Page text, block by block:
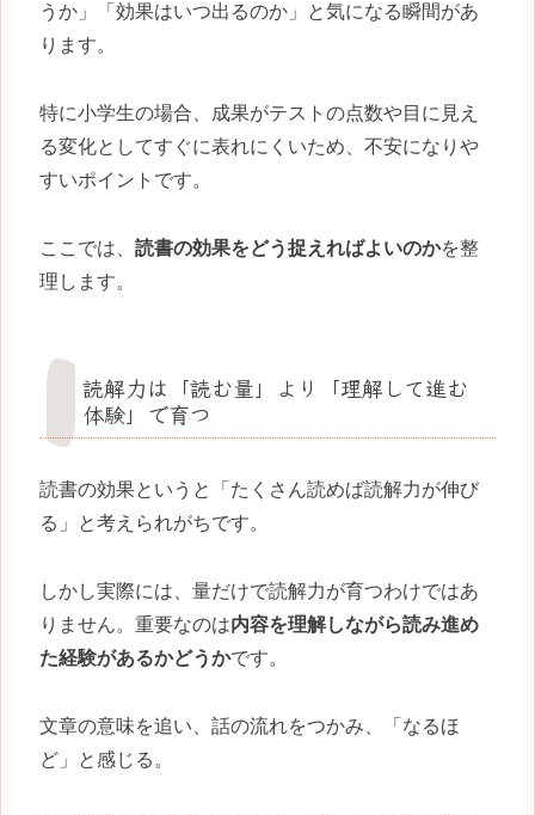
うか」「効果はいつ出るのか」と気になる瞬間があ
ります。
特に小学生の場合、成果がテストの点数や目に見え
る変化としてすぐに表れにくいため、不安になりや
すいポイントです。
ここでは、 読書の効果をどう捉えればよいのかを整
理します。
読解力は「読む量」より「理解して進む
体験」で育つ
読書の効果というと「たくさん読めば読解力が伸び
る」と考えられがちです。
しかし実際には、量だけで読解力が育つわけではあ
りません。重要なのは内容を理解しながら読み進め
た経験があるかどうかです。
文章の意味を追い、話の流れをつかみ、「なるほ
ど」と感じる。